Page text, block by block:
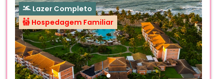
Lazer Completo
Hospedagem Familiar